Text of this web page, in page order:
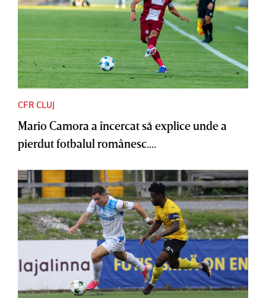
CFR CLUJ
Mario Camora a încercat să explice unde a
pierdut fotbalul românesc....